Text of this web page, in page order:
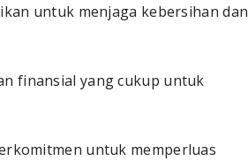
untuk menjaga kebersihan dan
finansial yang cukup untuk
untuk memperluas